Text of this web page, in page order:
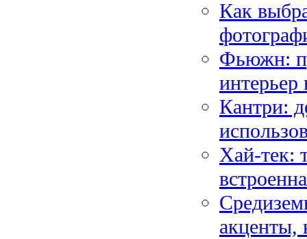
Как
Фьюжн:
интерьер
Кантри:
Хай-тек:
акценты,